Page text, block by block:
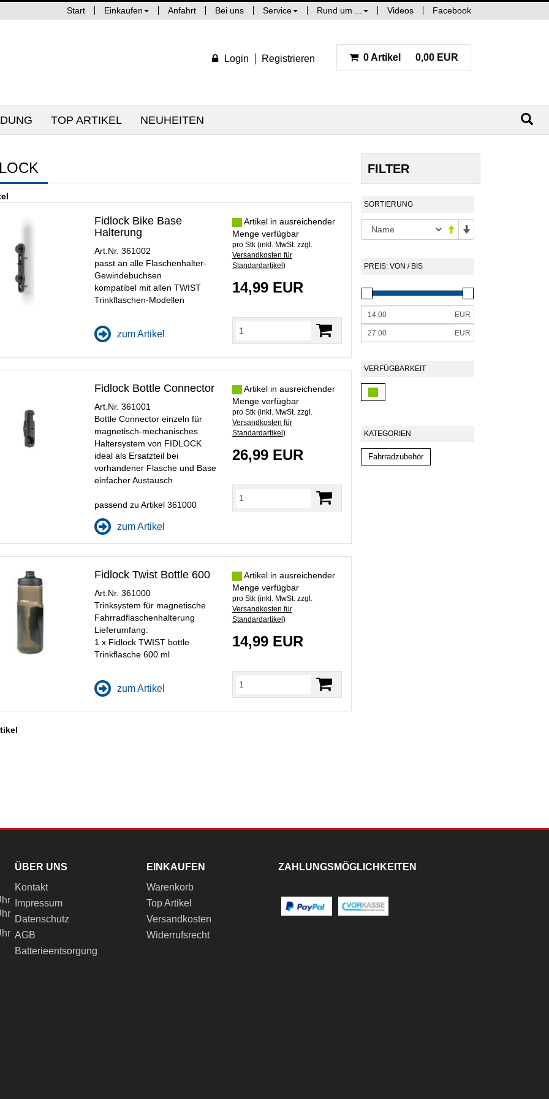
Start Einkaufen Anfahrt Bei uns Service Rund um ... Videos Facebook
Login Registrieren 0 Artikel 0,00 EUR
TOP ARTIKEL NEUHEITEN
FILTER
SORTIERUNG
PREIS: VON / BIS
EUR
EUR
VERFÜGBARKEIT
KATEGORIEN
Fahrradzubehör
Fidlock Bike Base
Halterung
Art.Nr. 361002
passt an alle Flaschenhalter-
Gewindebuchsen
kompatibel mit allen TWIST
Trinkflaschen-Modellen
zum Artikel
Artikel in ausreichender
Menge verfügbar
pro Stk (inkl. MwSt. zzgl.
Versandkosten für
Standardartikel )
14,99 EUR
Fidlock Bottle Connector
Art.Nr. 361001
Bottle Connector einzeln für
magnetisch-mechanisches
Haltersystem von FIDLOCK
ideal als Ersatzteil bei
vorhandener Flasche und Base
einfacher Austausch
passend zu Artikel 361000
zum Artikel
Artikel in ausreichender
Menge verfügbar
pro Stk (inkl. MwSt. zzgl.
Versandkosten für
Standardartikel )
26,99 EUR
Fidlock Twist Bottle 600
Art.Nr. 361000
Trinksystem für magnetische
Fahrradflaschenhalterung
Lieferumfang:
1 x Fidlock TWIST bottle
Trinkflasche 600 ml
zum Artikel
Artikel in ausreichender
Menge verfügbar
pro Stk (inkl. MwSt. zzgl.
Versandkosten für
Standardartikel )
14,99 EUR
ÜBER UNS
Kontakt
Impressum
Datenschutz
AGB
Batterieentsorgung
EINKAUFEN
Warenkorb
Top Artikel
Versandkosten
Widerrufsrecht
ZAHLUNGSMÖGLICHKEITEN